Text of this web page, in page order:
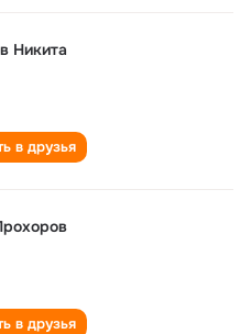
Никита
в друзья
в друзья